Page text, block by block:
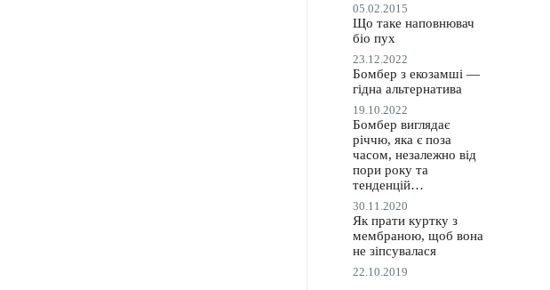
05.02.2015
Що таке наповнювач
біо пух
23.12.2022
Бомбер з екозамші —
гідна альтернатива
19.10.2022
Бомбер виглядає
річчю, яка є поза
часом, незалежно від
пори року та
тенденцій…
30.11.2020
Як прати куртку з
мембраною, щоб вона
не зіпсувалася
22.10.2019